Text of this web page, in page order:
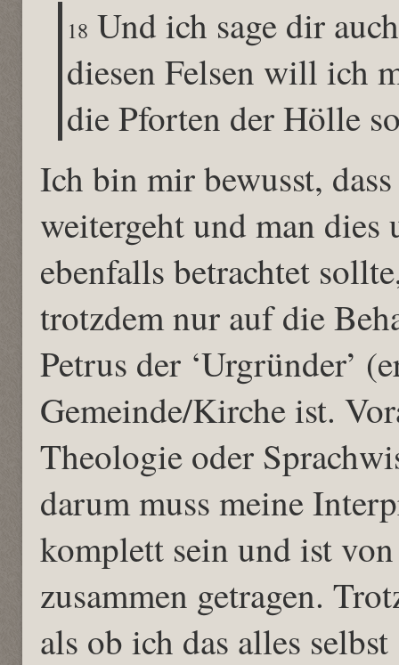
18 Und ich sage dir
diesen Felsen will ich
die Pforten der Hölle
Ich bin mir bewusst,
weitergeht und man dies
ebenfalls betrachtet
trotzdem nur auf die
Petrus der ‘Urgründer’
Gemeinde/Kirche ist.
Theologie oder
darum muss meine
komplett sein und ist
zusammen getragen.
als ob ich das alles selbst